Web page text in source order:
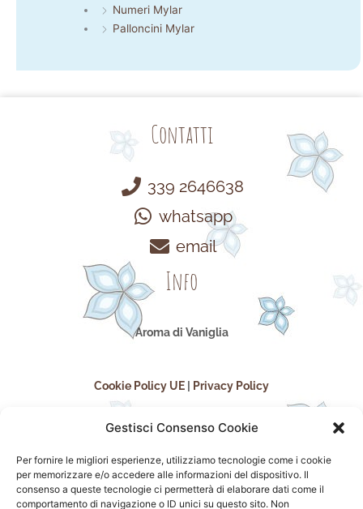
Gestisci Consenso Cookie
Per fornire le migliori esperienze, utilizziamo tecnologie come i cookie
per memorizzare e/o accedere alle informazioni del dispositivo. Il
consenso a queste tecnologie ci permetterà di elaborare dati come il
comportamento di navigazione o ID unici su questo sito. Non
Numeri Mylar
Palloncini Mylar
Contatti
339 2646638
whatsapp
email
Info
Aroma di Vaniglia
Cookie Policy UE Privacy Policy